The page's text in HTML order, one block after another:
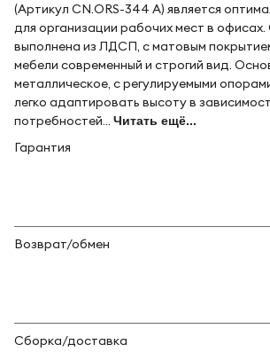
(Артикул CN.ORS-344 A) является
для организации рабочих мест в
выполнена из ЛДСП, с матовым
мебели современный и строгий вид.
металлическое, с регулируемыми
легко адаптировать высоту в
потребностей... Читать ещё...
Гарантия
Возврат/обмен
Сборка/доставка